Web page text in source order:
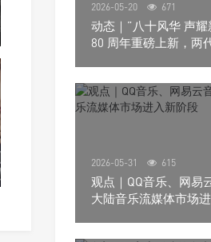
2026-05-20 671
动态｜”八十风华 声
80 周年重磅上新，两
2026-05-31 615
观点｜QQ音乐、网易
大陆音乐流媒体市场